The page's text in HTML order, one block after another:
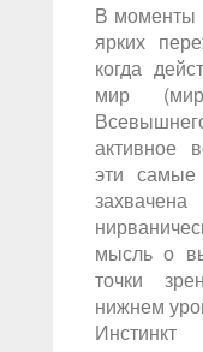
В моменты
ярких
когда
мир
активное
эти
мысль о
точки
нижнем